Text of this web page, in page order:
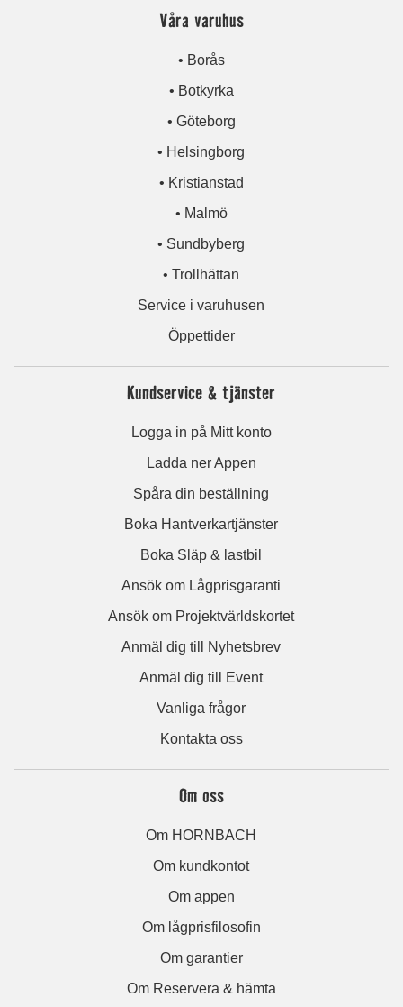
Våra varuhus
• Borås
• Botkyrka
• Göteborg
• Helsingborg
• Kristianstad
• Malmö
• Sundbyberg
• Trollhättan
Service i varuhusen
Öppettider
Kundservice & tjänster
Logga in på Mitt konto
Ladda ner Appen
Spåra din beställning
Boka Hantverkartjänster
Boka Släp & lastbil
Ansök om Lågprisgaranti
Ansök om Projektvärldskortet
Anmäl dig till Nyhetsbrev
Anmäl dig till Event
Vanliga frågor
Kontakta oss
Om oss
Om HORNBACH
Om kundkontot
Om appen
Om lågprisfilosofin
Om garantier
Om Reservera & hämta